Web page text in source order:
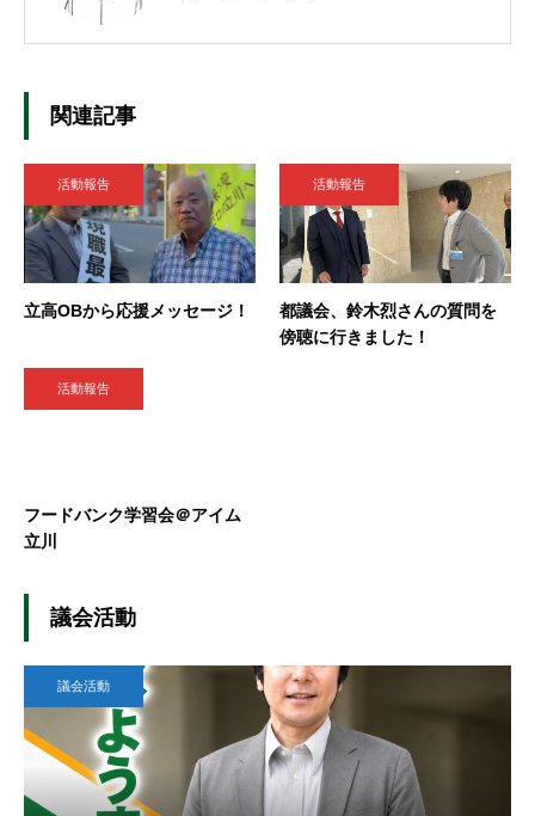
関連記事
活動報告
立高OBから応援メッセージ！
活動報告
都議会、鈴木烈さんの質問を
傍聴に行きました！
活動報告
フードバンク学習会＠アイム
立川
議会活動
議会活動